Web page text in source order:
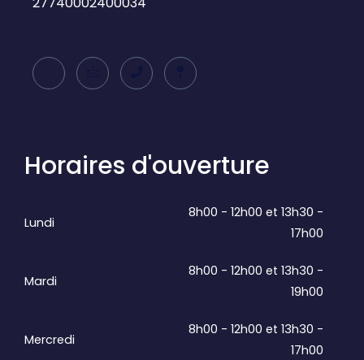
Horaires d'ouverture
Lundi
8h00 - 12h00 et 13h30 -
17h00
Mardi
8h00 - 12h00 et 13h30 -
19h00
Mercredi
8h00 - 12h00 et 13h30 -
17h00